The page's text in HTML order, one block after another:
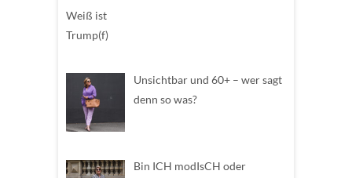
Unsichtbar und 60+ – wer sagt
denn so was?
Bin ICH modIsCH oder